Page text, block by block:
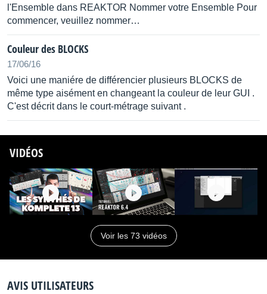
l'Ensemble dans REAKTOR Nommer votre Ensemble Pour
commencer, veuillez nommer…
Couleur des BLOCKS
17/06/16
Voici une maniére de différencier plusieurs BLOCKS de
même type aisément en changeant la couleur de leur GUI .
C'est décrit dans le court-métrage suivant .
VIDÉOS
Voir les 73 vidéos
AVIS UTILISATEURS